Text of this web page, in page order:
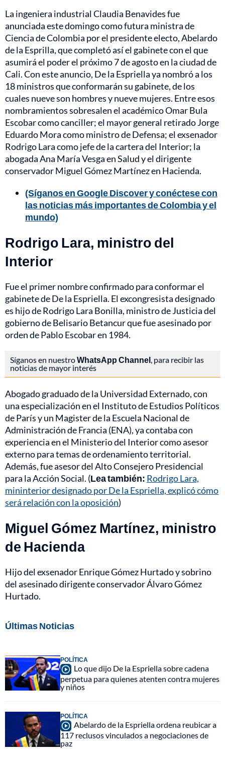
La ingeniera industrial Claudia Benavides fue
anunciada este domingo como futura ministra de
Ciencia de Colombia por el presidente electo, Abelardo
de la Esprilla, que completó así el gabinete con el que
asumirá el poder el próximo 7 de agosto en la ciudad de
Cali. Con este anuncio, De la Espriella ya nombró a los
18 ministros que conformarán su gabinete, de los
cuales nueve son hombres y nueve mujeres. Entre esos
nombramientos sobresalen el académico Omar Bula
Escobar como canciller; el mayor general retirado Jorge
Eduardo Mora como ministro de Defensa; el exsenador
Rodrigo Lara como jefe de la cartera del Interior; la
abogada Ana María Vesga en Salud y el dirigente
conservador Miguel Gómez Martínez en Hacienda.
(Síganos en Google Discover y conéctese con
las noticias más importantes de Colombia y el
mundo)
Rodrigo Lara, ministro del
Interior
Fue el primer nombre confirmado para conformar el
gabinete de De la Espriella. El excongresista designado
es hijo de Rodrigo Lara Bonilla, ministro de Justicia del
gobierno de Belisario Betancur que fue asesinado por
orden de Pablo Escobar en 1984.
Síganos en nuestroWhatsApp Channel, para recibir las
noticias de mayor interés
Abogado graduado de la Universidad Externado, con
una especialización en el Instituto de Estudios Políticos
de París y un Magister de la Escuela Nacional de
Administración de Francia (ENA), ya contaba con
experiencia en el Ministerio del Interior como asesor
externo para temas de ordenamiento territorial.
Además, fue asesor del Alto Consejero Presidencial
para la Acción Social. (Lea también: Rodrigo Lara,
mininterior designado por De la Espriella, explicó cómo
será relación con la oposición)
Miguel Gómez Martínez, ministro
de Hacienda
Hijo del exsenador Enrique Gómez Hurtado y sobrino
del asesinado dirigente conservador Álvaro Gómez
Hurtado.
Últimas Noticias
POLÍTICA
Lo que dijo De la Espriella sobre cadena
perpetua para quienes atenten contra mujeres
y niños
POLÍTICA
Abelardo de la Espriella ordena reubicar a
117 reclusos vinculados a negociaciones de
paz